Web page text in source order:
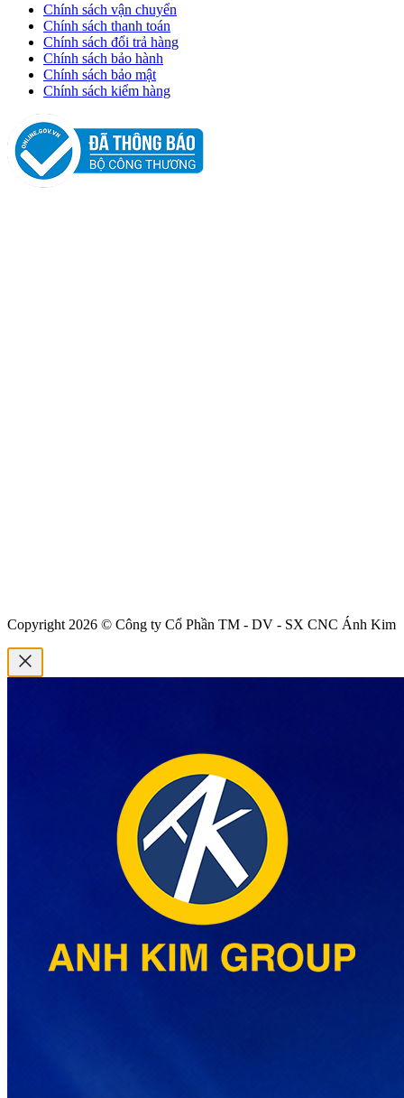
Chính sách vận chuyển
Chính sách thanh toán
Chính sách đổi trả hàng
Chính sách bảo hành
Chính sách bảo mật
Chính sách kiểm hàng
Copyright 2026 © Công ty Cổ Phần TM - DV - SX CNC Ánh Kim